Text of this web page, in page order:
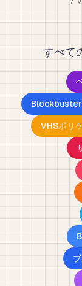
すべて
Blockbuster
VHSポリ